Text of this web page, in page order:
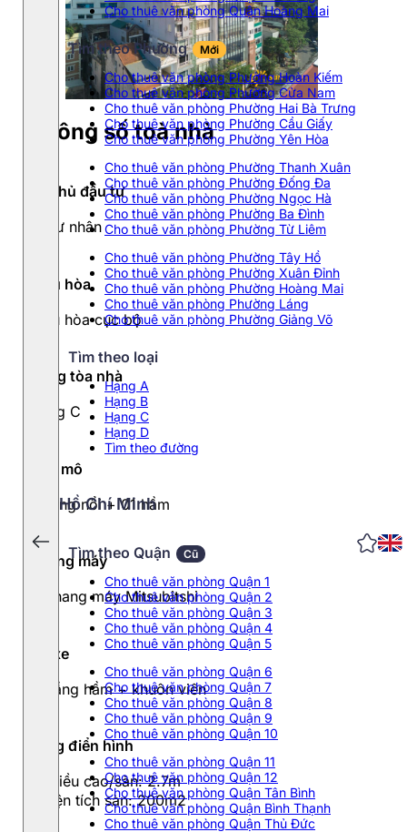
Cho thuê văn phòng Quận Hoàng Mai
Tìm theo Phường Mới
Cho thuê văn phòng Phường Hoàn Kiếm
Cho thuê văn phòng Phường Cửa Nam
Cho thuê văn phòng Phường Hai Bà Trưng
Cho thuê văn phòng Phường Cầu Giấy
Cho thuê văn phòng Phường Yên Hòa
Cho thuê văn phòng Phường Thanh Xuân
Cho thuê văn phòng Phường Đống Đa
Cho thuê văn phòng Phường Ngọc Hà
Cho thuê văn phòng Phường Ba Đình
Cho thuê văn phòng Phường Từ Liêm
Cho thuê văn phòng Phường Tây Hồ
Cho thuê văn phòng Phường Xuân Đỉnh
Cho thuê văn phòng Phường Hoàng Mai
Cho thuê văn phòng Phường Láng
Cho thuê văn phòng Phường Giảng Võ
Tìm theo loại
Hạng A
Hạng B
Hạng C
Hạng D
Tìm theo đường
Hồ Chí Minh
Tìm theo Quận Cũ
Cho thuê văn phòng Quận 1
Cho thuê văn phòng Quận 2
Cho thuê văn phòng Quận 3
Cho thuê văn phòng Quận 4
Cho thuê văn phòng Quận 5
Cho thuê văn phòng Quận 6
Cho thuê văn phòng Quận 7
Cho thuê văn phòng Quận 8
Cho thuê văn phòng Quận 9
Cho thuê văn phòng Quận 10
Cho thuê văn phòng Quận 11
Cho thuê văn phòng Quận 12
Cho thuê văn phòng Quận Tân Bình
Cho thuê văn phòng Quận Bình Thạnh
Cho thuê văn phòng Quận Thủ Đức
Thông số toà nhà
Chủ đầu tư
Tư nhân
Điều hòa
Điều hòa cục bộ
Hạng tòa nhà
Hạng C
Quy mô
11 tầng nổi + 01 hầm
Thang máy
01 thang máy Mitsubitshi
Đỗ xe
01 tầng hầm + khuôn viên
Tầng điển hình
- Chiều cao/sàn: 2.7m
- Diện tích sàn: 200m2